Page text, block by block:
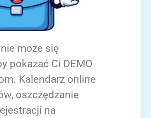
może się
pokazać Ci DEMO
Kalendarz online
oszczędzanie
na